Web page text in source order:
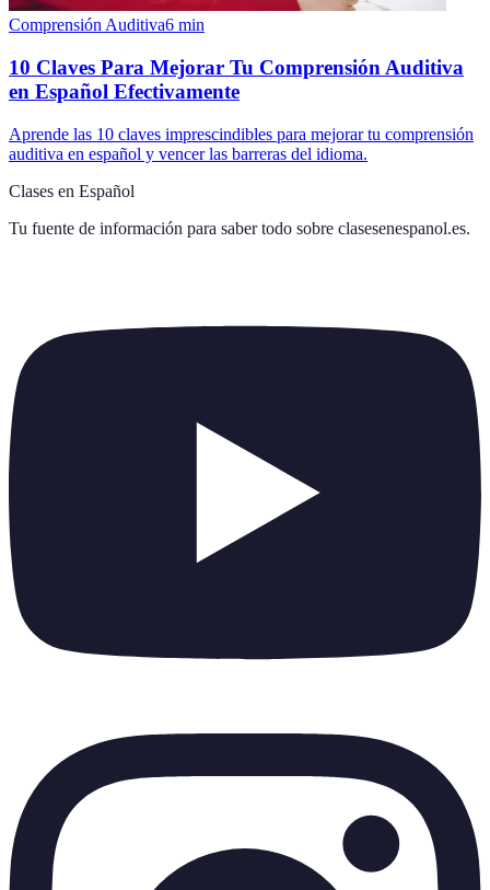
Comprensión Auditiva6 min
10 Claves Para Mejorar Tu Comprensión Auditiva
en Español Efectivamente
Aprende las 10 claves imprescindibles para mejorar tu comprensión
auditiva en español y vencer las barreras del idioma.
Clases en Español
Tu fuente de información para saber todo sobre clasesenespanol.es.